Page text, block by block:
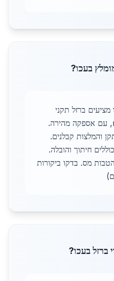
בעכו?
ברזל תקני
תחרותי 4400 ₪, עם אספקה מהירה.
והמלצות קבלנים.
חיתוך והובלה.
להטבות מס. בדקו ביקורות
ברזל בעכו?